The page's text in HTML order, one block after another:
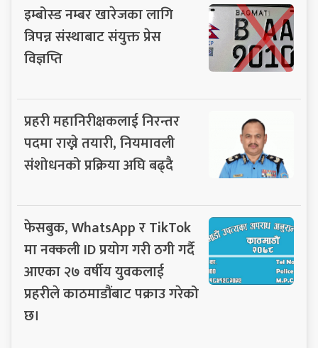
इम्बोस्ड नम्बर खारेजका लागि
त्रिपन्न संस्थाबाट संयुक्त प्रेस
विज्ञप्ति
प्रहरी महानिरीक्षकलाई निरन्तर
पदमा राख्ने तयारी, नियमावली
संशोधनको प्रक्रिया अघि बढ्दै
फेसबुक, WhatsApp र TikTok
मा नक्कली ID प्रयोग गरी ठगी गर्दै
आएका २७ वर्षीय युवकलाई
प्रहरीले काठमाडौंबाट पक्राउ गरेको
छ।